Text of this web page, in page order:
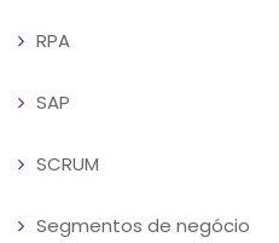
RPA
SAP
SCRUM
Segmentos de negócio